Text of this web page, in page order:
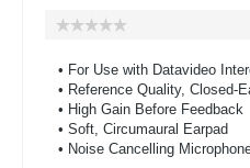
• For Use with Datavideo
• Reference Quality, Closed-
• High Gain Before Feedback
• Soft, Circumaural Earpad
• Noise Cancelling